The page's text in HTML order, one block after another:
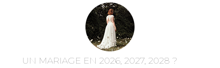
UN MARIAGE EN 2026, 2027, 2028 ?